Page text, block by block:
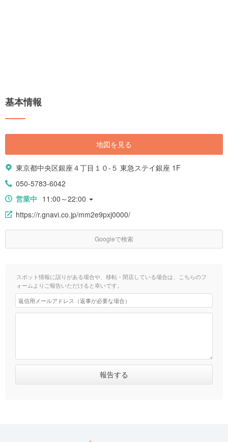
基本情報
地図を見る
東京都中央区銀座４丁目１０-５ 東急ステイ銀座 1F
050-5783-6042
営業中 11:00～22:00
https://r.gnavi.co.jp/mm2e9pxj0000/
Googleで検索
スポット情報に誤りがある場合や、移転・閉店している場合は、こちらのフ
ォームよりご報告いただけると幸いです。